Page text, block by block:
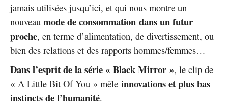
jamais utilisées jusqu’ici, et qui nous montre un
nouveau mode de consommation dans un futur
proche, en terme d’alimentation, de divertissement, ou
bien des relations et des rapports hommes/femmes…
Dans l’esprit de la série « Black Mirror », le clip de
« A Little Bit Of You » mêle innovations et plus bas
instincts de l’humanité.